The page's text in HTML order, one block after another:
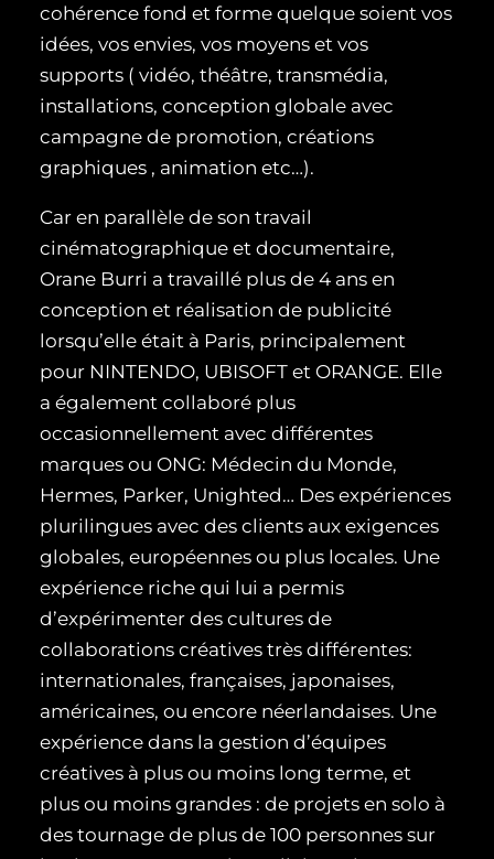
cohérence fond et forme quelque soient vos
idées, vos envies, vos moyens et vos
supports ( vidéo, théâtre, transmédia,
installations, conception globale avec
campagne de promotion, créations
graphiques , animation etc…).
Car en parallèle de son travail
cinématographique et documentaire,
Orane Burri a travaillé plus de 4 ans en
conception et réalisation de publicité
lorsqu’elle était à Paris, principalement
pour NINTENDO, UBISOFT et ORANGE. Elle
a également collaboré plus
occasionnellement avec différentes
marques ou ONG: Médecin du Monde,
Hermes, Parker, Unighted… Des expériences
plurilingues avec des clients aux exigences
globales, européennes ou plus locales. Une
expérience riche qui lui a permis
d’expérimenter des cultures de
collaborations créatives très différentes:
internationales, françaises, japonaises,
américaines, ou encore néerlandaises. Une
expérience dans la gestion d’équipes
créatives à plus ou moins long terme, et
plus ou moins grandes : de projets en solo à
des tournage de plus de 100 personnes sur